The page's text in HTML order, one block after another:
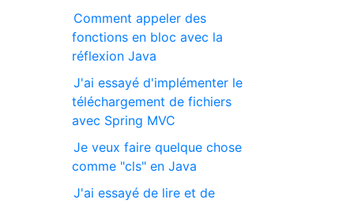
Comment appeler des
fonctions en bloc avec la
réflexion Java
J'ai essayé d'implémenter le
téléchargement de fichiers
avec Spring MVC
Je veux faire quelque chose
comme "cls" en Java
J'ai essayé de lire et de